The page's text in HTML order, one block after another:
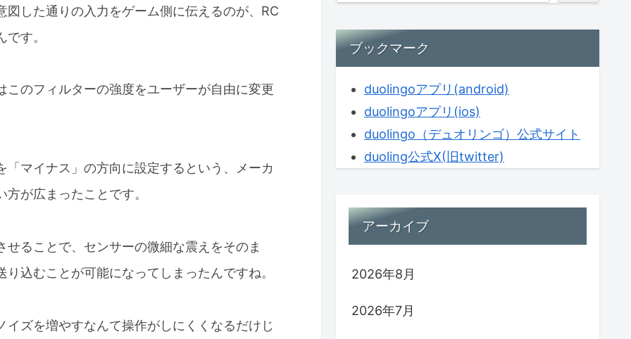
した通りの入力をゲーム側に伝えるのが、RC
す。
のフィルターの強度をユーザーが自由に変更
マイナス」の方向に設定するという、メーカ
が広まったことです。
ることで、センサーの微細な震えをそのま
込むことが可能になってしまったんですね。
ズを増やすなんて操作がしにくくなるだけじ
ブックマーク
duolingoアプリ(android)
duolingoアプリ(ios)
duolingo（デュオリンゴ）公式サイト
duoling公式X(旧twitter)
アーカイブ
2026年8月
2026年7月